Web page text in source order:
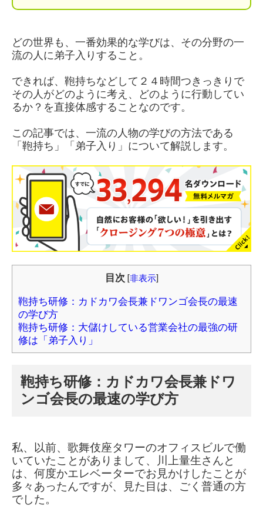
どの世界も、一番効果的な学びは、その分野の一
流の人に弟子入りすること。
できれば、鞄持ちなどして２４時間つきっきりで
その人がどのように考え、どのように行動してい
るか？を直接体感することなのです。
この記事では、一流の人物の学びの方法である
「鞄持ち」「弟子入り」について解説します。
目次 [非表示]
鞄持ち研修：カドカワ会長兼ドワンゴ会長の最速
の学び方
鞄持ち研修：大儲けしている営業会社の最強の研
修は「弟子入り」
鞄持ち研修：カドカワ会長兼ドワ
ンゴ会長の最速の学び方
私、以前、 歌舞伎座タワーのオフィスビルで働
いていたことがありまして、
川上量生さんと
は、何度かエレベーターでお見かけしたことが
多々あったんですが、見た目は、 ごく普通の方
でした。